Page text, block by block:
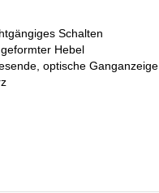
Schalten
Hebel
optische Ganganzeige